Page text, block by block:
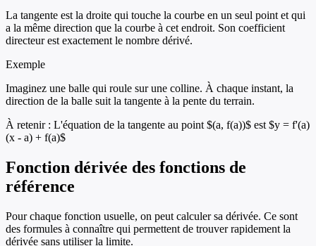
La tangente est la droite qui touche la courbe en un seul point et qui
a la même direction que la courbe à cet endroit. Son coefficient
directeur est exactement le nombre dérivé.
Exemple
Imaginez une balle qui roule sur une colline. À chaque instant, la
direction de la balle suit la tangente à la pente du terrain.
À retenir : L'équation de la tangente au point $(a, f(a))$ est $y = f'(a)
(x - a) + f(a)$
Fonction dérivée des fonctions de
référence
Pour chaque fonction usuelle, on peut calculer sa dérivée. Ce sont
des formules à connaître qui permettent de trouver rapidement la
dérivée sans utiliser la limite.